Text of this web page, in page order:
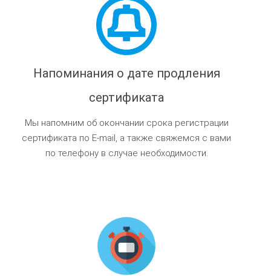
Напоминания о дате продления
сертификата
Мы напомним об окончании срока регистрации
сертификата по E-mail, а также свяжемся с вами
по телефону в случае необходимости.